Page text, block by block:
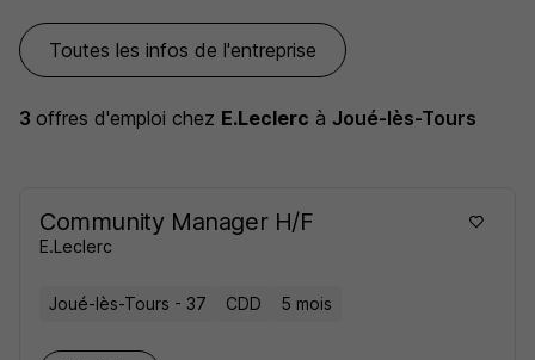
Toutes les infos de l'entreprise
3 offres d'emploi chez E.Leclerc à Joué-lès-Tours
Community Manager H/F
E.Leclerc
Joué-lès-Tours - 37 CDD 5 mois